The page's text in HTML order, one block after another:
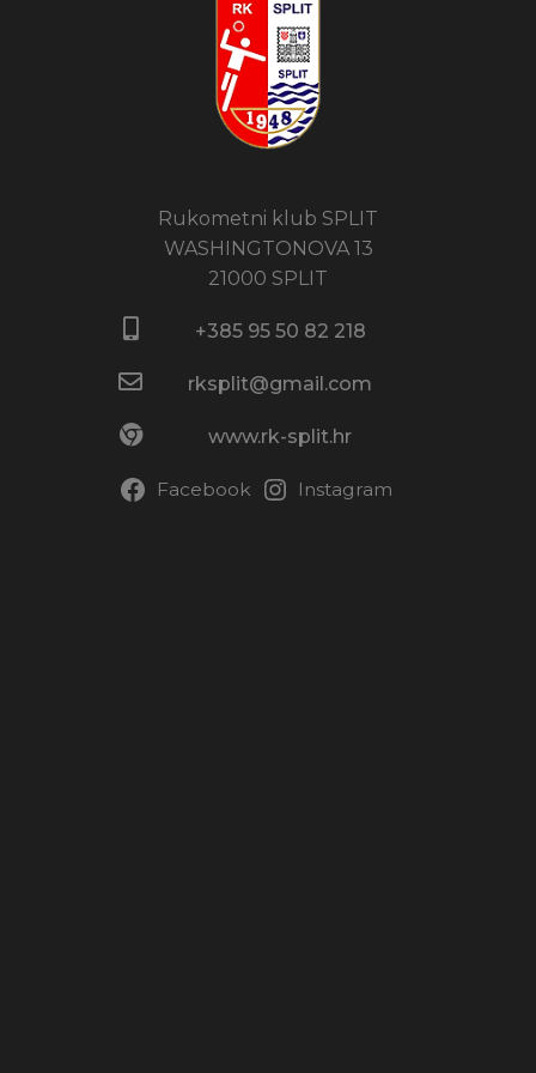
Rukometni klub SPLIT
WASHINGTONOVA 13
21000 SPLIT
+385 95 50 82 218​
rksplit@gmail.com
www.rk-split.hr
Facebook Instagram